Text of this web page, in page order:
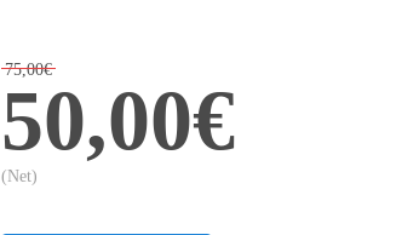
75,00€
50,00€
(Net)